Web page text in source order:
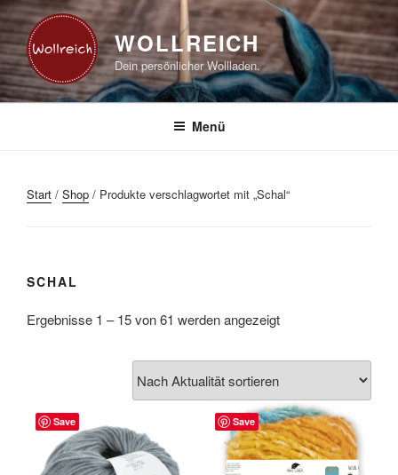
Zum
Inhalt
springen
WOLLREICH
Dein persönlicher Wollladen.
Menü
Start / Shop / Produkte verschlagwortet mit „Schal“
SCHAL
Ergebnisse 1 – 15 von 61 werden angezeigtNach
sortiert
Save Save